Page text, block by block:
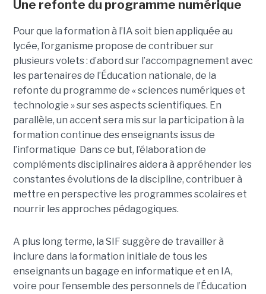
Une refonte du programme numérique
Pour que la formation à l’IA soit bien appliquée au
lycée, l’organisme propose de contribuer sur
plusieurs volets : d’abord sur l’accompagnement avec
les partenaires de l’Éducation nationale, de la
refonte du programme de « sciences numériques et
technologie » sur ses aspects scientifiques. En
parallèle, un accent sera mis sur la participation à la
formation continue des enseignants issus de
l’informatique Dans ce but, l’élaboration de
compléments disciplinaires aidera à appréhender les
constantes évolutions de la discipline, contribuer à
mettre en perspective les programmes scolaires et
nourrir les approches pédagogiques.
A plus long terme, la SIF suggère de travailler à
inclure dans la formation initiale de tous les
enseignants un bagage en informatique et en IA,
voire pour l’ensemble des personnels de l’Éducation